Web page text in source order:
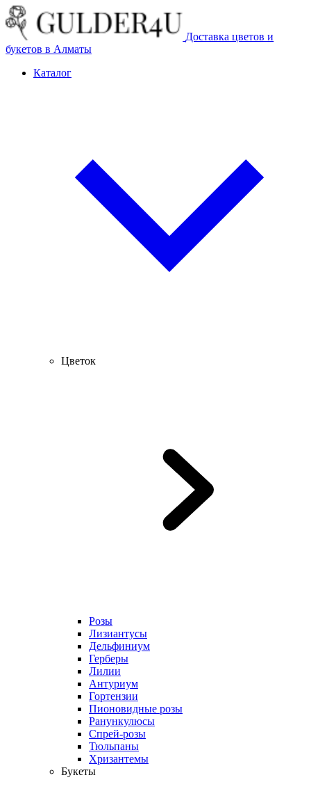
Доставка цветов и
букетов в Алматы
Каталог
Цветок
Розы
Лизиантусы
Дельфиниум
Герберы
Лилии
Антуриум
Гортензии
Пионовидные розы
Ранункулюсы
Спрей-розы
Тюльпаны
Хризантемы
Букеты